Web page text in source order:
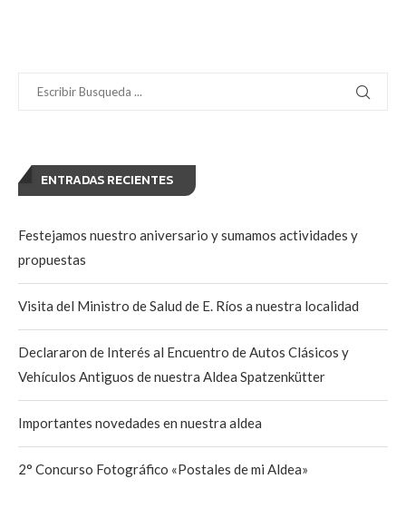
ENTRADAS RECIENTES
Festejamos nuestro aniversario y sumamos actividades y
propuestas
Visita del Ministro de Salud de E. Ríos a nuestra localidad
Declararon de Interés al Encuentro de Autos Clásicos y
Vehículos Antiguos de nuestra Aldea Spatzenkütter
Importantes novedades en nuestra aldea
2° Concurso Fotográfico «Postales de mi Aldea»